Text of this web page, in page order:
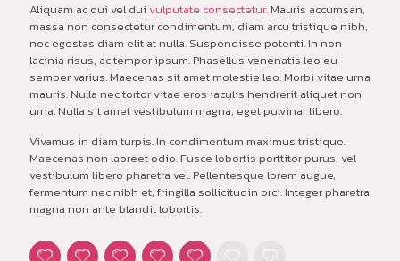
Aliquam ac dui vel dui vulputate consectetur. Mauris accumsan,
massa non consectetur condimentum, diam arcu tristique nibh,
nec egestas diam elit at nulla. Suspendisse potenti. In non
lacinia risus, ac tempor ipsum. Phasellus venenatis leo eu
semper varius. Maecenas sit amet molestie leo. Morbi vitae urna
mauris. Nulla nec tortor vitae eros iaculis hendrerit aliquet non
urna. Nulla sit amet vestibulum magna, eget pulvinar libero.
Vivamus in diam turpis. In condimentum maximus tristique.
Maecenas non laoreet odio. Fusce lobortis porttitor purus, vel
vestibulum libero pharetra vel. Pellentesque lorem augue,
fermentum nec nibh et, fringilla sollicitudin orci. Integer pharetra
magna non ante blandit lobortis.